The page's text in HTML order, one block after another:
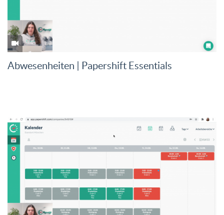
Abwesenheiten | Papershift Essentials